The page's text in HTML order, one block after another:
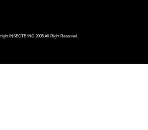
INSECTE INC 2005 All Right Reserved.